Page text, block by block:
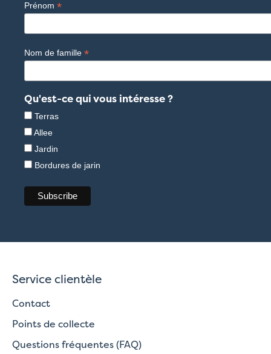
Prénom *
Nom de famille *
Qu'est-ce qui vous intéresse ?
Terras
Allee
Jardin
Bordures de jarin
Service clientèle
Contact
Points de collecte
Questions fréquentes (FAQ)